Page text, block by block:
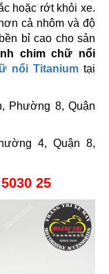
hoặc rớt khỏi xe.
cả nhôm và độ
bỉ cao cho sản
chim chữ nổi
nổi Titanium tại
Phường 8, Quận
4, Quận 8,
25